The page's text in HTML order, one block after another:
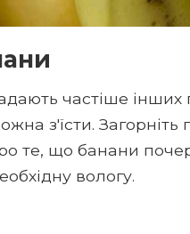
частіше інших
з'їсти. Загорніть
те, що банани
вологу.